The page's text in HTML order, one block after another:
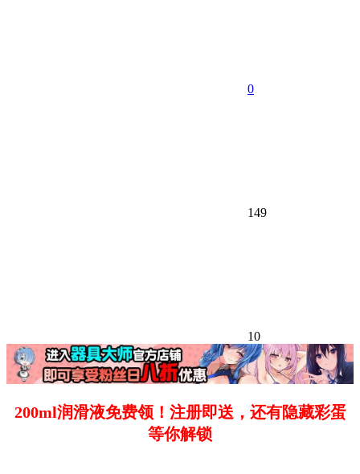
0
149
10
200ml润滑液免费领！注册即送，还有隐藏彩蛋
等你解锁